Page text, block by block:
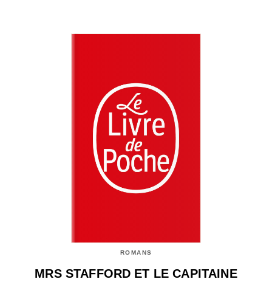
ROMANS
MRS STAFFORD ET LE CAPITAINE